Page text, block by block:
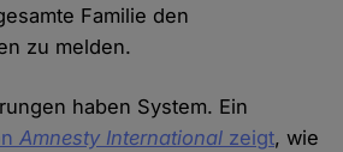
Familie den
zu melden.
haben System. Ein
Amnesty International zeigt, wie